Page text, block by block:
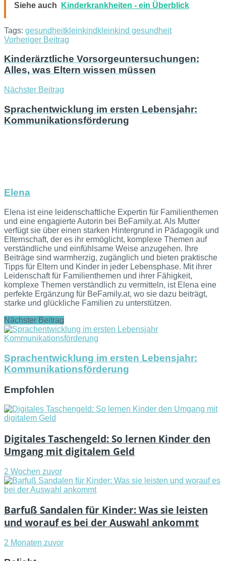
Siehe auch Kinderkrankheiten - ein Überblick
Tags: gesundheitkleinkind kleinkind gesundheit
Vorheriger Beitrag
Kinderärztliche Vorsorgeuntersuchungen:
Alles, was Eltern wissen müssen
Nächster Beitrag
Sprachentwicklung im ersten Lebensjahr:
Kommunikationsförderung
Elena
Elena ist eine leidenschaftliche Expertin für Familienthemen
und eine engagierte Autorin bei BeFamily.at. Als Mutter
verfügt sie über einen starken Hintergrund in Pädagogik und
Elternschaft, der es ihr ermöglicht, komplexe Themen auf
verständliche und einfühlsame Weise anzugehen. Ihre
Beiträge sind warmherzig, zugänglich und bieten praktische
Tipps für Eltern und Kinder in jeder Lebensphase. Mit ihrer
Leidenschaft für Familienthemen und ihrer Fähigkeit,
komplexe Themen verständlich zu vermitteln, ist Elena eine
perfekte Ergänzung für BeFamily.at, wo sie dazu beiträgt,
starke und glückliche Familien zu unterstützen.
Nächster Beitrag
Sprachentwicklung im ersten Lebensjahr:
Kommunikationsförderung
Empfohlen
Digitales Taschengeld: So lernen Kinder den
Umgang mit digitalem Geld
2 Wochen zuvor
Barfuß Sandalen für Kinder: Was sie leisten
und worauf es bei der Auswahl ankommt
2 Monaten zuvor